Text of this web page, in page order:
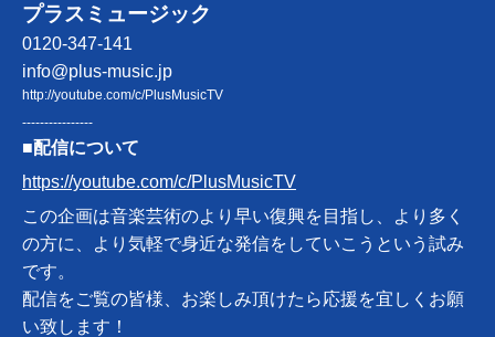
プラスミュージック
0120-347-141
info@plus-music.jp
http://youtube.com/c/PlusMusicTV
----------------
■配信について
https://youtube.com/c/PlusMusicTV
この企画は音楽芸術のより早い復興を目指し、より多く
の方に、より気軽で身近な発信をしていこうという試み
です。
配信をご覧の皆様、お楽しみ頂けたら応援を宜しくお願
い致します！